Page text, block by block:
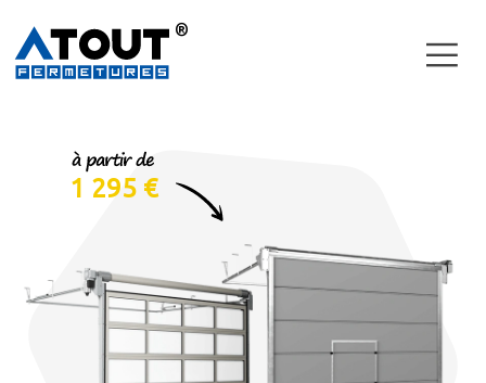
Porte
Enroulable
1 295 €
Faites vous rappelez en quelques minutes !
Nom et prénom
Téléphone